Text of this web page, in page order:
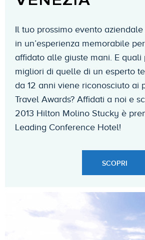
Il tuo prossimo evento
in un’esperienza memorabile
affidato alle giuste mani. E quali
migliori di quelle di un esperto
da 12 anni viene riconosciuto ai
Travel Awards? Affidati a noi e
2013 Hilton Molino Stucky è
Leading Conference Hotel!
SCOPRI